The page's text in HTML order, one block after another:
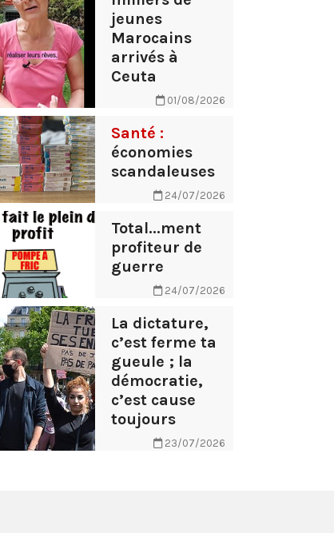
jeunes
Marocains
arrivés à
Ceuta
01/08/2026
Santé :
économies
scandaleuses
24/07/2026
Total...ment
profiteur de
guerre
24/07/2026
La dictature,
c’est ferme ta
gueule ; la
démocratie,
c’est cause
toujours
23/07/2026